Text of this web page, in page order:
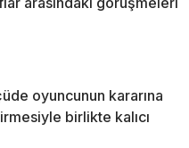
oyuncunun kararına
birlikte kalıcı